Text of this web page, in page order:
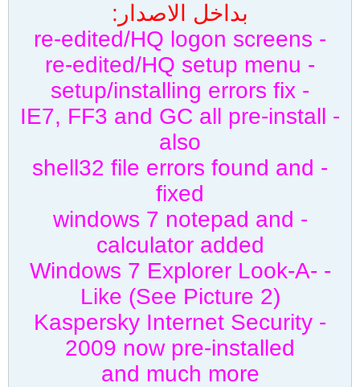
بداخل الاصدار:
- re-edited/HQ logon screens
- re-edited/HQ setup menu
- setup/installing errors fix
- IE7, FF3 and GC all pre-install
also
- shell32 file errors found and
fixed
- windows 7 notepad and
calculator added
- Windows 7 Explorer Look-A-
Like (See Picture 2)
- Kaspersky Internet Security
2009 now pre-installed
and much more